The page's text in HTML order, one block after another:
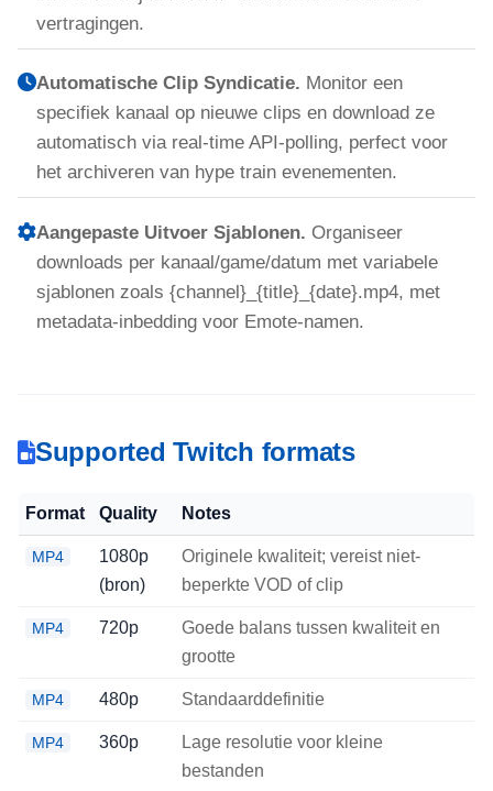
vertragingen.
Automatische Clip Syndicatie. Monitor een
specifiek kanaal op nieuwe clips en download ze
automatisch via real-time API-polling, perfect voor
het archiveren van hype train evenementen.
Aangepaste Uitvoer Sjablonen. Organiseer
downloads per kanaal/game/datum met variabele
sjablonen zoals {channel}_{title}_{date}.mp4, met
metadata-inbedding voor Emote-namen.
Supported Twitch formats
Format Quality Notes
MP4
1080p
(bron)
Originele kwaliteit; vereist niet-
beperkte VOD of clip
MP4 720p
Goede balans tussen kwaliteit en
grootte
MP4 480p Standaarddefinitie
MP4 360p
Lage resolutie voor kleine
bestanden